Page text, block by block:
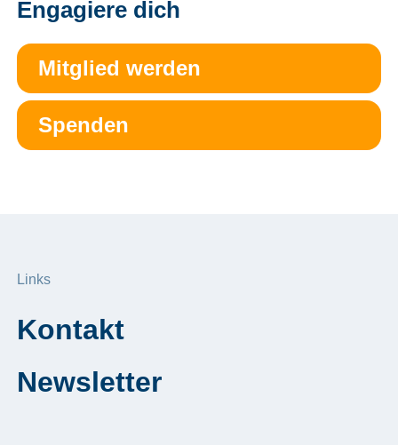
Engagiere dich
Mitglied werden
Spenden
Links
Kontakt
Newsletter